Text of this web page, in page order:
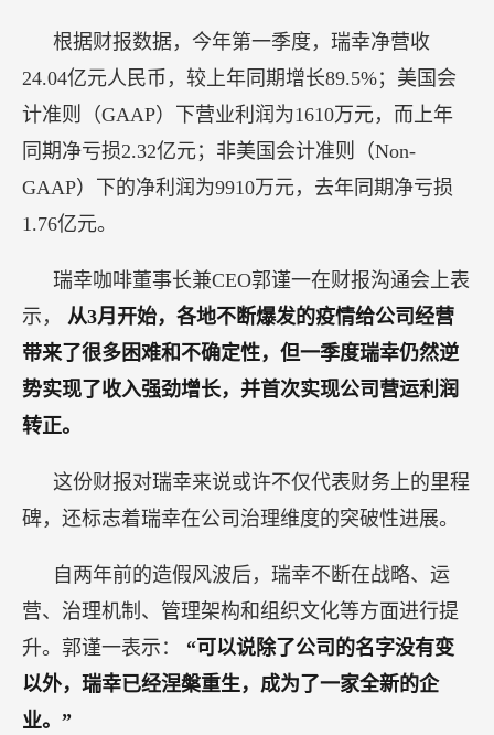
根据财报数据，今年第一季度，瑞幸净营收
24.04亿元人民币，较上年同期增长89.5%；美国会
计准则（GAAP）下营业利润为1610万元，而上年
同期净亏损2.32亿元；非美国会计准则（Non-
GAAP）下的净利润为9910万元，去年同期净亏损
1.76亿元。
瑞幸咖啡董事长兼CEO郭谨一在财报沟通会上表
示， 从3月开始，各地不断爆发的疫情给公司经营
带来了很多困难和不确定性，但一季度瑞幸仍然逆
势实现了收入强劲增长，并首次实现公司营运利润
转正。
这份财报对瑞幸来说或许不仅代表财务上的里程
碑，还标志着瑞幸在公司治理维度的突破性进展。
自两年前的造假风波后，瑞幸不断在战略、运
营、治理机制、管理架构和组织文化等方面进行提
升。郭谨一表示： “可以说除了公司的名字没有变
以外，瑞幸已经涅槃重生，成为了一家全新的企
业。”